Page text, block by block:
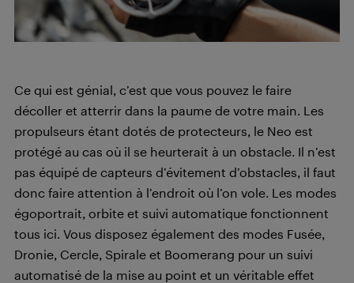
Ce qui est génial, c’est que vous pouvez le faire
décoller et atterrir dans la paume de votre main. Les
propulseurs étant dotés de protecteurs, le Neo est
protégé au cas où il se heurterait à un obstacle. Il n’est
pas équipé de capteurs d’évitement d’obstacles, il faut
donc faire attention à l’endroit où l’on vole. Les modes
égoportrait, orbite et suivi automatique fonctionnent
tous ici. Vous disposez également des modes Fusée,
Dronie, Cercle, Spirale et Boomerang pour un suivi
automatisé de la mise au point et un véritable effet